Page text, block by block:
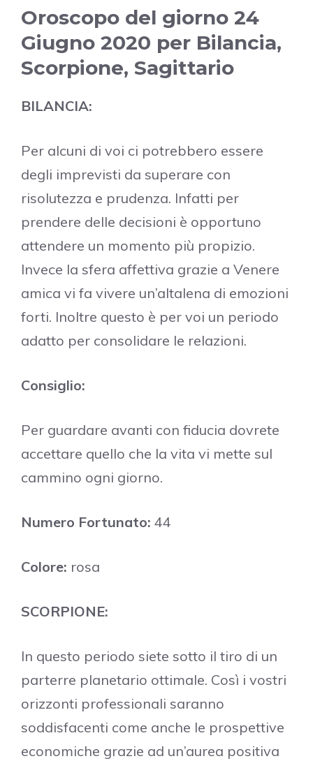
Oroscopo del giorno 24
Giugno 2020 per Bilancia,
Scorpione, Sagittario
BILANCIA:
Per alcuni di voi ci potrebbero essere
degli imprevisti da superare con
risolutezza e prudenza. Infatti per
prendere delle decisioni è opportuno
attendere un momento più propizio.
Invece la sfera affettiva grazie a Venere
amica vi fa vivere un’altalena di emozioni
forti. Inoltre questo è per voi un periodo
adatto per consolidare le relazioni.
Consiglio:
Per guardare avanti con fiducia dovrete
accettare quello che la vita vi mette sul
cammino ogni giorno.
Numero Fortunato: 44
Colore: rosa
SCORPIONE:
In questo periodo siete sotto il tiro di un
parterre planetario ottimale. Così i vostri
orizzonti professionali saranno
soddisfacenti come anche le prospettive
economiche grazie ad un’aurea positiva